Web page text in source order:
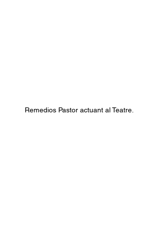
Remedios Pastor actuant al Teatre.